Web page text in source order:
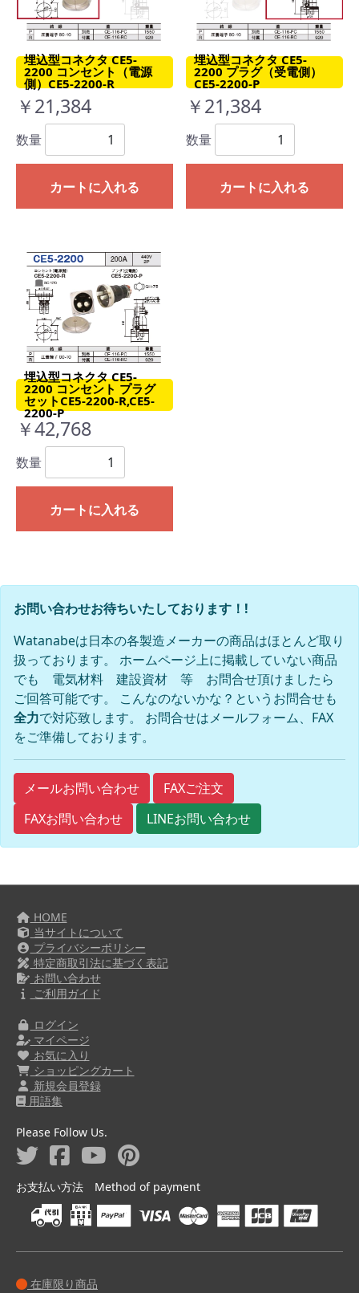
埋込型コネクタ CE5-
2200 コンセント（電源
側）CE5-2200-R
￥21,384
数量
カートに入れる
埋込型コネクタ CE5-
2200 プラグ（受電側）
CE5-2200-P
￥21,384
数量
カートに入れる
埋込型コネクタ CE5-
2200 コンセント プラグ
セットCE5-2200-R,CE5-
2200-P
￥42,768
数量
カートに入れる
お問い合わせお待ちいたしております！!
Watanabeは日本の各製造メーカーの商品はほとんど取り
扱っております。 ホームページ上に掲載していない商品
でも 電気材料 建設資材 等 お問合せ頂けましたら
ご回答可能です。 こんなのないかな？というお問合せも
全力で対応致します。 お問合せはメールフォーム、FAX
をご準備しております。
メールお問い合わせ
FAXご注文
FAXお問い合わせ
LINEお問い合わせ
HOME
当サイトについて
プライバシーポリシー
特定商取引法に基づく表記
お問い合わせ
ご利用ガイド
ログイン
マイページ
お気に入り
ショッピングカート
新規会員登録
用語集
Please Follow Us.
お支払い方法 Method of payment
在庫限り商品